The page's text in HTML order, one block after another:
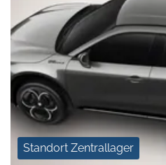
Standort Zentrallager